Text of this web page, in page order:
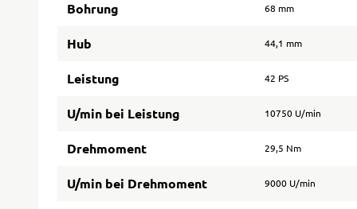
Bohrung 68 mm
Hub 44,1 mm
Leistung 42 PS
U/min bei Leistung 10750 U/min
Drehmoment 29,5 Nm
U/min bei Drehmoment 9000 U/min